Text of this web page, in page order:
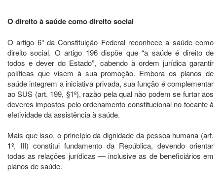
O direito à saúde como direito social
O artigo 6º da Constituição Federal reconhece a saúde como
direito social. O artigo 196 dispõe que “a saúde é direito de
todos e dever do Estado”, cabendo à ordem jurídica garantir
políticas que visem à sua promoção. Embora os planos de
saúde integrem a iniciativa privada, sua função é complementar
ao SUS (art. 199, §1º), razão pela qual não podem se furtar aos
deveres impostos pelo ordenamento constitucional no tocante à
efetividade da assistência à saúde.
Mais que isso, o princípio da dignidade da pessoa humana (art.
1º, III) constitui fundamento da República, devendo orientar
todas as relações jurídicas — inclusive as de beneficiários em
planos de saúde.